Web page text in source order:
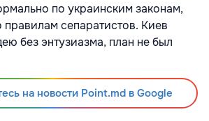
по украинским законам,
правилам сепаратистов. Киев
без энтузиазма, план не был
на новости Point.md в Google